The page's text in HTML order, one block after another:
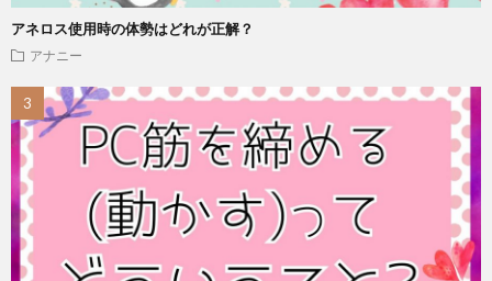
アネロス使用時の体勢はどれが正解？
アナニー